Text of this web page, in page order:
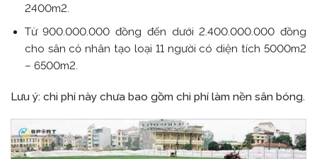
2400m2.
Từ 900.000.000 đồng đến dưới 2.400.000.000 đồng
cho sân cỏ nhân tạo loại 11 người có diện tích 5000m2
– 6500m2.
Lưu ý: chi phí này chưa bao gồm chi phí làm nền sân bóng.